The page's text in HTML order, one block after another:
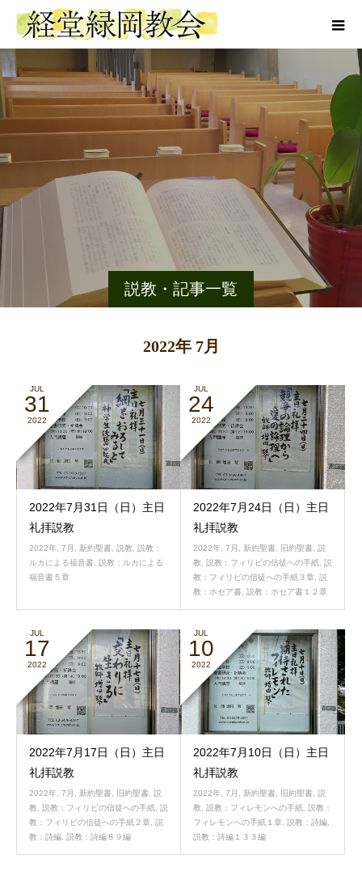
説教・記事一覧
2022年 7月
JUL
31
2022
2022年7月31日（日）主日
礼拝説教
2022年, 7月 , 新約聖書, 説教, 説教：
ルカによる福音書, 説教：ルカによる
福音書５章
JUL
24
2022
2022年7月24日（日）主日
礼拝説教
2022年, 7月 , 新約聖書, 旧約聖書, 説
教, 説教：フィリピの信徒への手紙, 説
教：フィリピの信徒への手紙３章, 説
教：ホセア書, 説教：ホセア書１２章
JUL
17
2022
2022年7月17日（日）主日
礼拝説教
2022年 7月 新約聖書 旧約聖書 説
教 説教：フィリピの信徒への手紙
説
教：フィリピの信徒への手紙２章 説
教：詩編 説教：詩編８９編
JUL
10
2022
2022年7月10日（日）主日
礼拝説教
2022年 7月 新約聖書 旧約聖書 説
教 説教：フィレモンへの手紙
説教：
フィレモンへの手紙１章 説教：詩編
説教：詩編１３３編